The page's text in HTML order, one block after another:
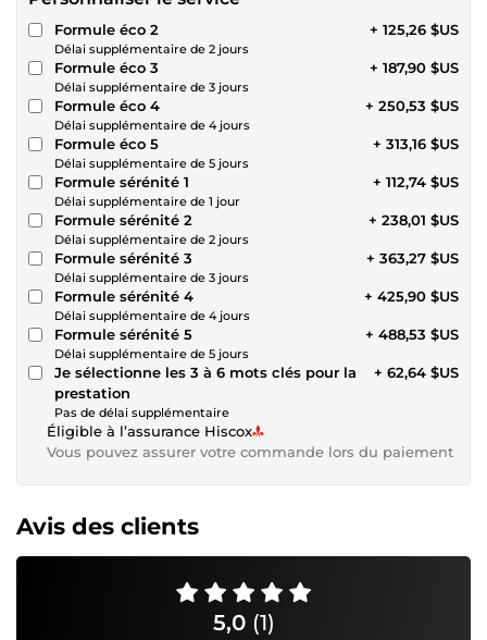
Formule éco 2
Délai supplémentaire de 2 jours
+ 125,26 $US
Formule éco 3
Délai supplémentaire de 3 jours
+ 187,90 $US
Formule éco 4
Délai supplémentaire de 4 jours
+ 250,53 $US
Formule éco 5
Délai supplémentaire de 5 jours
+ 313,16 $US
Formule sérénité 1
Délai supplémentaire de 1 jour
+ 112,74 $US
Formule sérénité 2
Délai supplémentaire de 2 jours
+ 238,01 $US
Formule sérénité 3
Délai supplémentaire de 3 jours
+ 363,27 $US
Formule sérénité 4
Délai supplémentaire de 4 jours
+ 425,90 $US
Formule sérénité 5
Délai supplémentaire de 5 jours
+ 488,53 $US
Je sélectionne les 3 à 6 mots clés pour la
prestation
Pas de délai supplémentaire
+ 62,64 $US
Éligible à l’assurance Hiscox
Vous pouvez assurer votre commande lors du paiement
Avis des clients
5,0 (1)